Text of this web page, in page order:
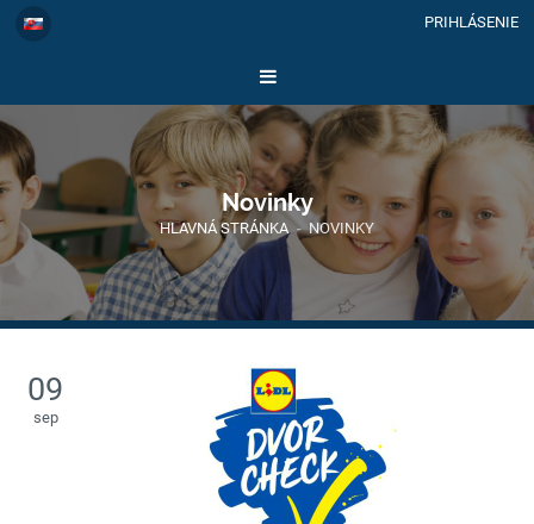
PRIHLÁSENIE
Novinky
HLAVNÁ STRÁNKA - NOVINKY
09
sep